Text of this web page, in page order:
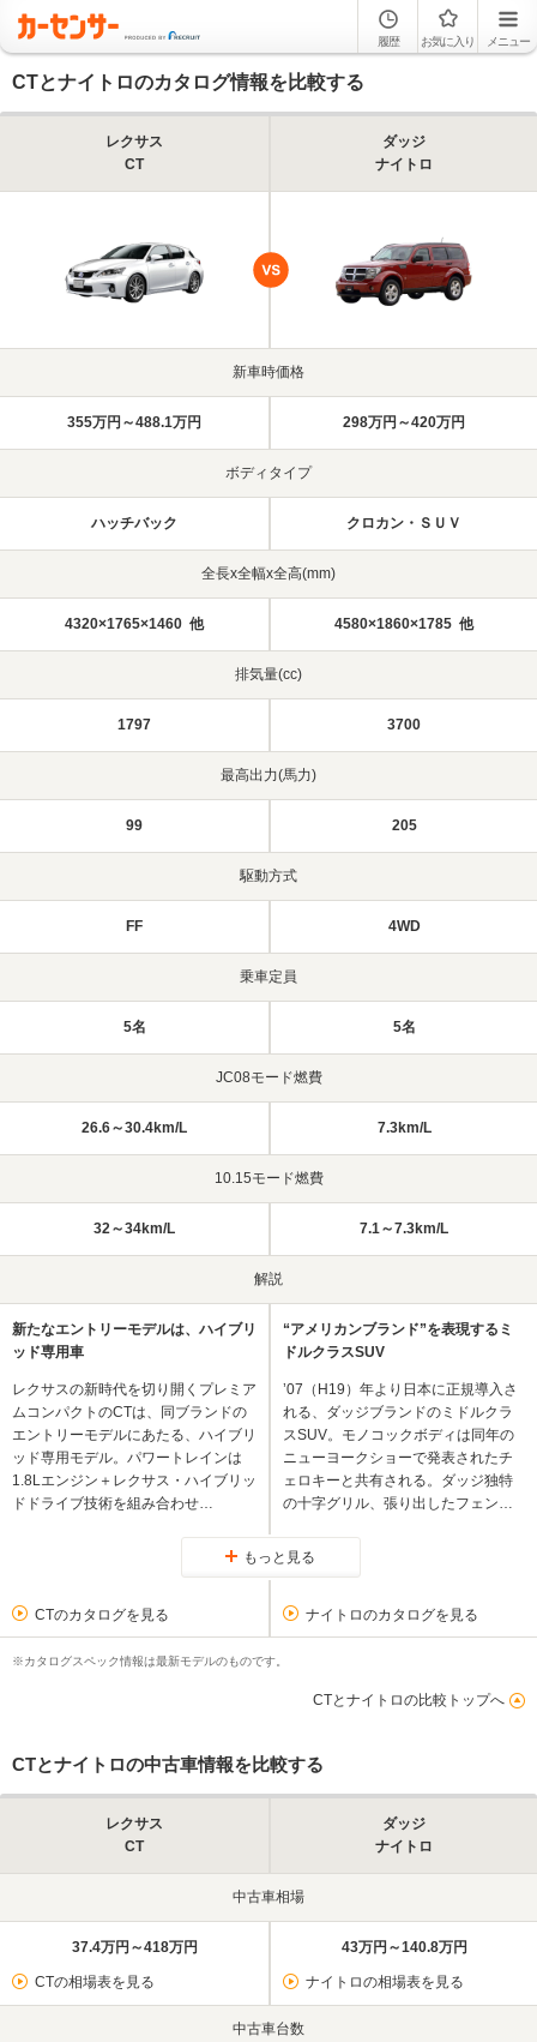
履歴 お気に入り メニュー
CTとナイトロのカタログ情報を比較する
レクサス
CT
ダッジ
ナイトロ
新車時価格
355万円～488.1万円 298万円～420万円
ボディタイプ
ハッチバック クロカン・ＳＵＶ
全長x全幅x全高(mm)
4320×1765×1460 他 4580×1860×1785 他
排気量(cc)
1797 3700
最高出力(馬力)
99 205
駆動方式
FF 4WD
乗車定員
5名 5名
JC08モード燃費
26.6～30.4km/L 7.3km/L
10.15モード燃費
32～34km/L 7.1～7.3km/L
解説
新たなエントリーモデルは、ハイブリ
ッド専用車
レクサスの新時代を切り開くプレミア
ムコンパクトのCTは、同ブランドの
エントリーモデルにあたる、ハイブリ
ッド専用モデル。パワートレインは
1.8Lエンジン＋レクサス・ハイブリッ
ドドライブ技術を組み合わせ…
“アメリカンブランド”を表現するミ
ドルクラスSUV
’07（H19）年より日本に正規導入さ
れる、ダッジブランドのミドルクラ
スSUV。モノコックボディは同年の
ニューヨークショーで発表されたチ
ェロキーと共有される。ダッジ独特
の十字グリル、張り出したフェン…
もっと見る
CTのカタログを見る ナイトロのカタログを見る
※カタログスペック情報は最新モデルのものです。
CTとナイトロの比較トップへ
CTとナイトロの中古車情報を比較する
レクサス
CT
ダッジ
ナイトロ
中古車相場
37.4万円～418万円
CTの相場表を見る
43万円～140.8万円
ナイトロの相場表を見る
中古車台数